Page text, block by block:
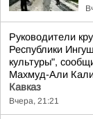
Руководители
Республики
культуры",
Махмуд-Али
Кавказ
Вчера, 21:21